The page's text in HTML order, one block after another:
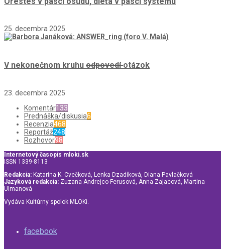
25. decembra 2025
V nekonečnom kruhu odpovedíotázok
23. decembra 2025
Komentár133
Prednáška/diskusia6
Recenzia468
Reportáž248
Rozhovor98
Internetový časopis mloki.sk
ISSN 1339-8113
Redakcia: Katarína K. Cvečková, Lenka Dzadíková, Diana Pavlačková
Jazyková redakcia: Zuzana Andrejco Ferusová, Anna Zajacová, Martina
Ulmanová
Vydáva Kultúrny spolok MLOKi.
facebook